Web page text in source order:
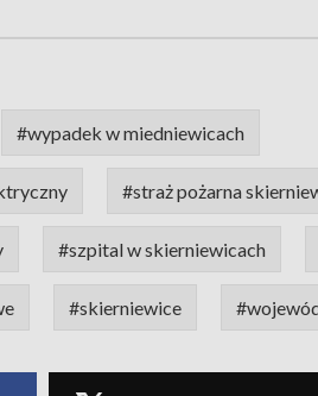
#wypadek w miedniewicach
#straż pożarna
#szpital w skierniewicach
#skierniewice